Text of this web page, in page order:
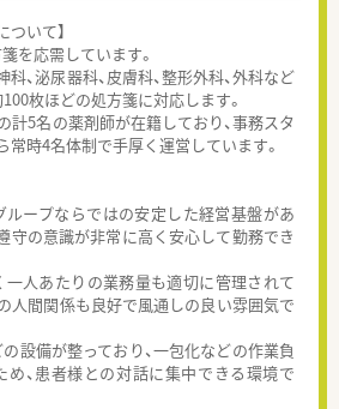
ついて】
を応需しています。
、泌尿器科、皮膚科、整形外科、外科など
枚ほどの処方箋に対応します。
計5名の薬剤師が在籍しており、事務スタ
常時4名体制で手厚く運営しています。
ープならではの安定した経営基盤があ
守の意識が非常に高く安心して勤務でき
人あたりの業務量も適切に管理されて
人間関係も良好で風通しの良い雰囲気で
設備が整っており、一包化などの作業負
、患者様との対話に集中できる環境で